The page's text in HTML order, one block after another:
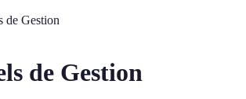
de Gestion
de Gestion